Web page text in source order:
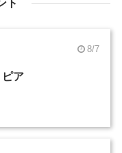
ト
8/7
ア